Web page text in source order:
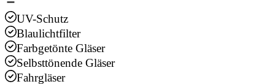
UV-Schutz
Blaulichtfilter
Farbgetönte Gläser
Selbsttönende Gläser
Fahrgläser